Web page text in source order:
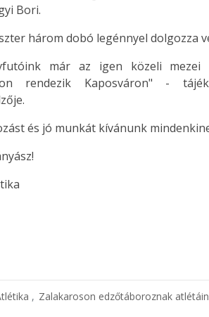
Bori.
három dobó legénnyel dolgozza
már az igen közeli
rendezik Kaposváron" -
és jó munkát kívánunk
Zalakaroson edzőtáboroznak